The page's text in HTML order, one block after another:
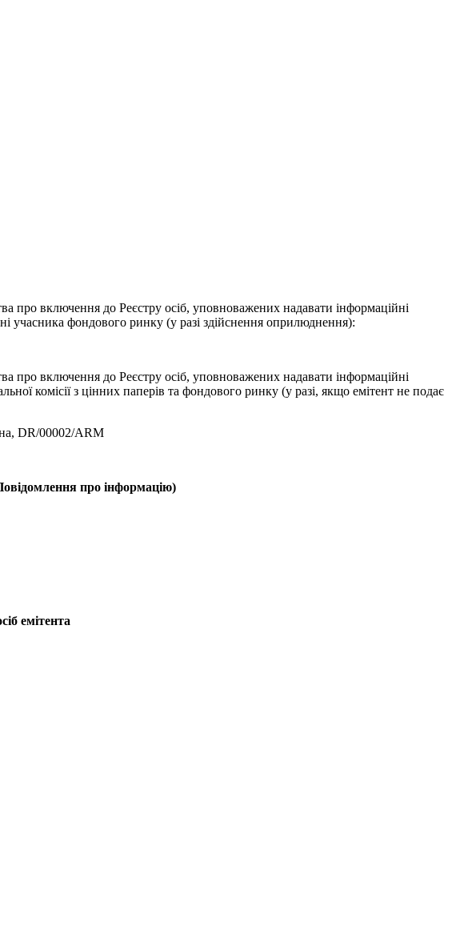
про включення до Реєстру осіб, уповноважених надавати інформаційні
учасника фондового ринку (у разі здійснення оприлюднення):
про включення до Реєстру осіб, уповноважених надавати інформаційні
комісії з цінних паперів та фондового ринку (у разі, якщо емітент не подає
DR/00002/ARM
про інформацію)
емітента